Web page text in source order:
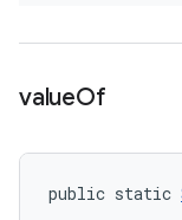
valueOf
public static